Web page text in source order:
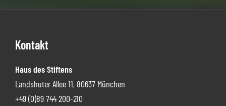
Kontakt
Haus des Stiftens
Landshuter Allee 11, 80637 München
+49 (0)89 744 200-210